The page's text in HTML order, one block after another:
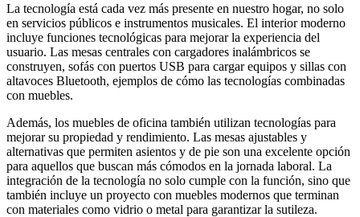
La tecnología está cada vez más presente en nuestro hogar, no solo
en servicios públicos e instrumentos musicales. El interior moderno
incluye funciones tecnológicas para mejorar la experiencia del
usuario. Las mesas centrales con cargadores inalámbricos se
construyen, sofás con puertos USB para cargar equipos y sillas con
altavoces Bluetooth, ejemplos de cómo las tecnologías combinadas
con muebles.
Además, los muebles de oficina también utilizan tecnologías para
mejorar su propiedad y rendimiento. Las mesas ajustables y
alternativas que permiten asientos y de pie son una excelente opción
para aquellos que buscan más cómodos en la jornada laboral. La
integración de la tecnología no solo cumple con la función, sino que
también incluye un proyecto con muebles modernos que terminan
con materiales como vidrio o metal para garantizar la sutileza.